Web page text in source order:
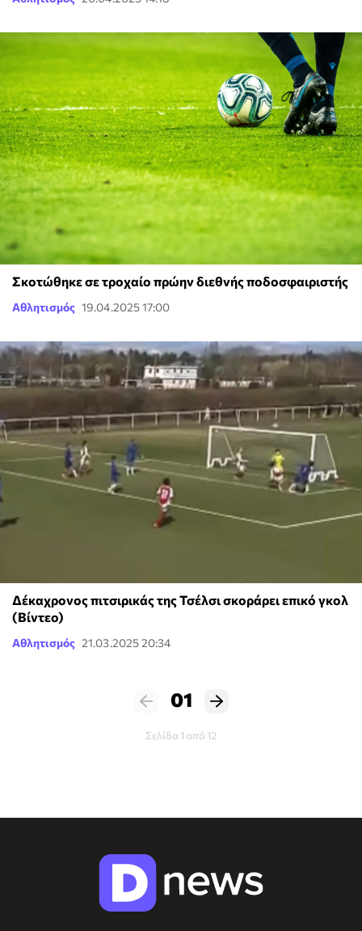
Σκοτώθηκε σε τροχαίο πρώην διεθνής ποδοσφαιριστής
Αθλητισμός 19.04.2025 17:00
Δέκαχρονος πιτσιρικάς της Τσέλσι σκοράρει επικό γκολ
(Βίντεο)
Αθλητισμός 21.03.2025 20:34
01
Σελίδα 1 από 12